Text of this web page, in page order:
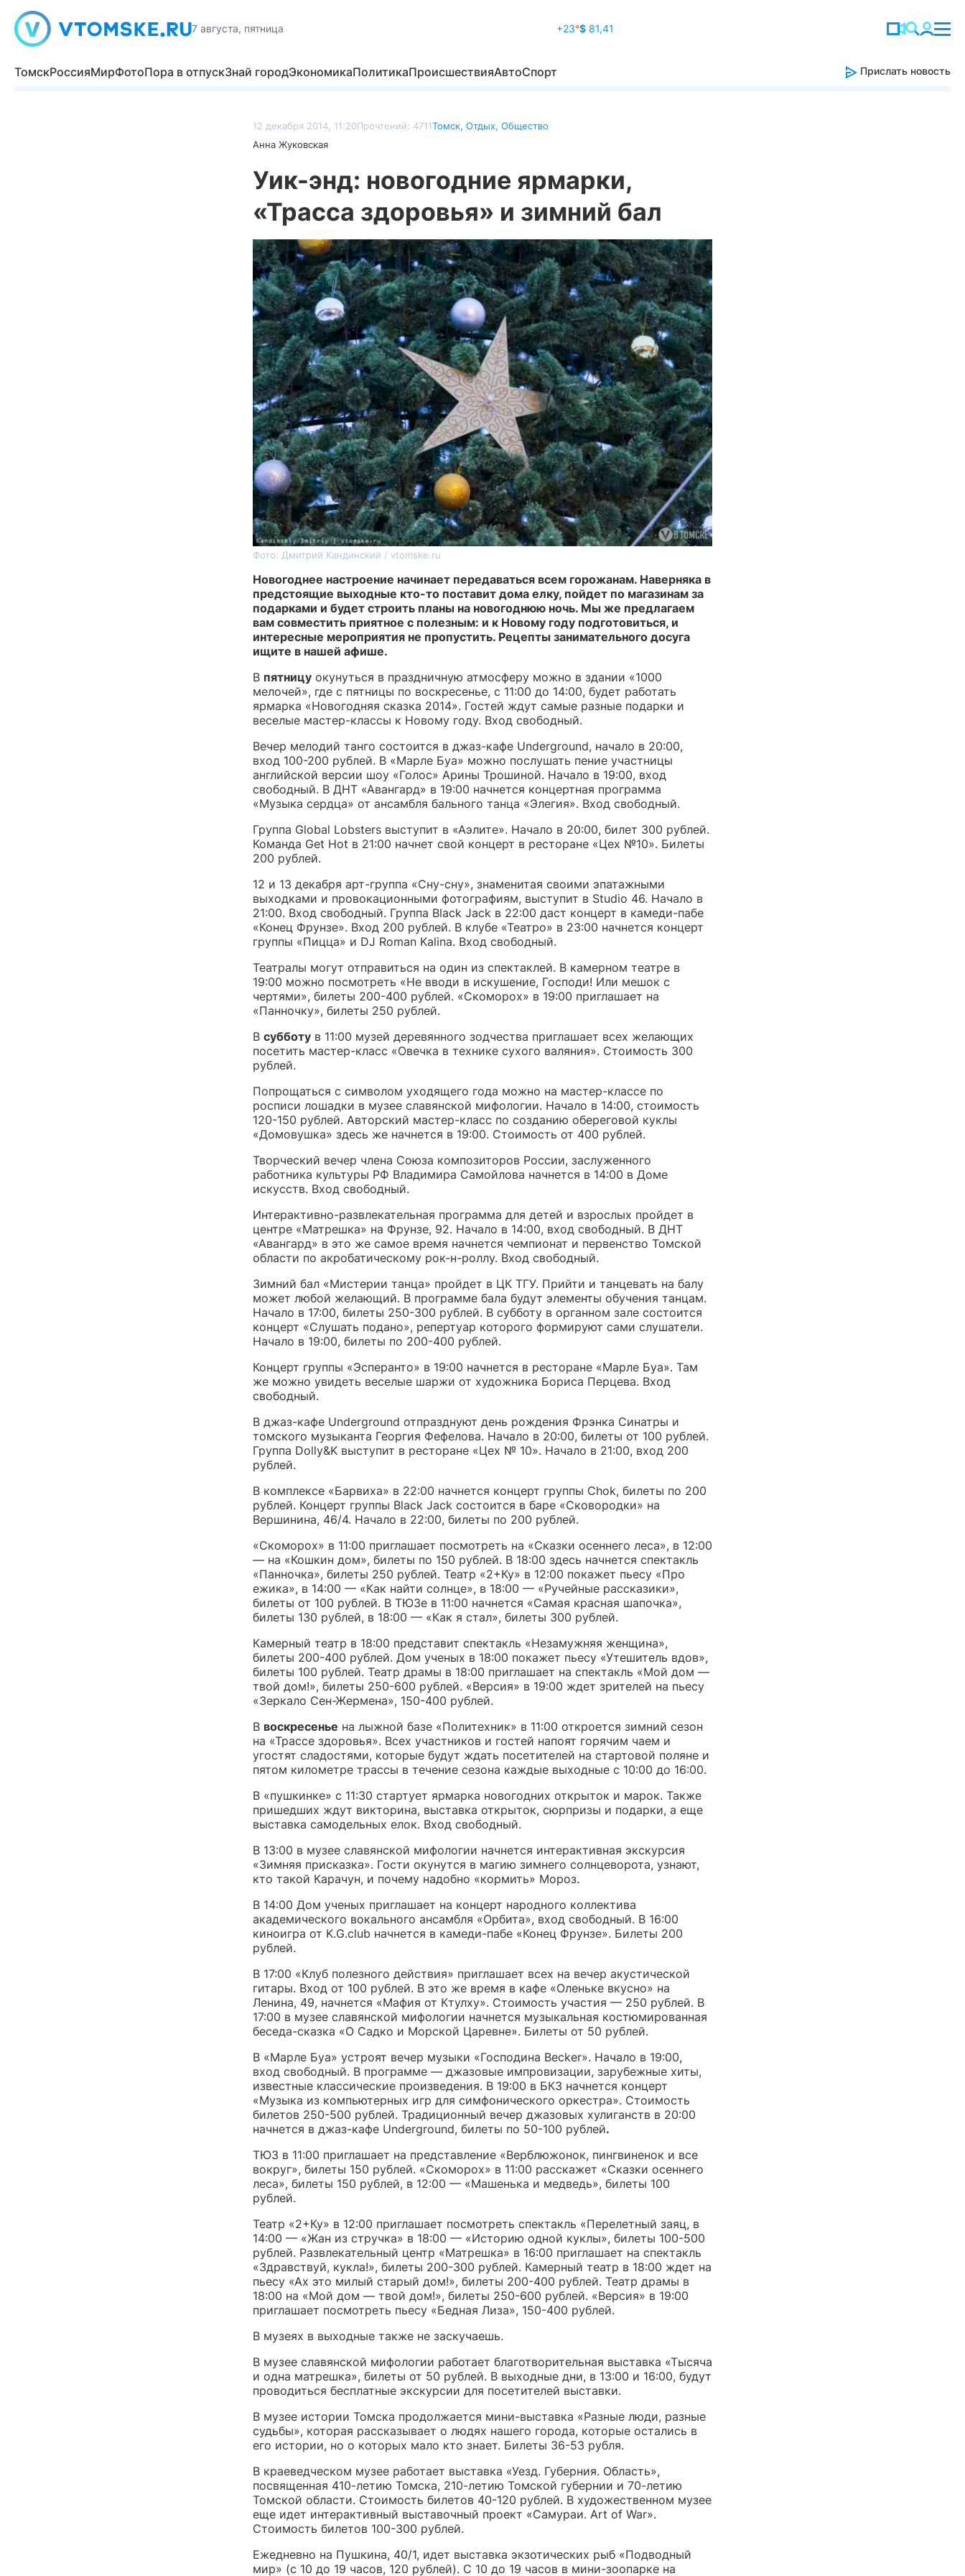
7 августа, пятница +23°$ 81,41
ТомскРоссияМирФотоПора в отпускЗнай городЭкономикаПолитикаПроисшествияАвтоСпорт Прислать новость
12 декабря 2014, 11:20Прочтений: 4711Томск, Отдых, Общество
Анна Жуковская
Уик-энд: новогодние ярмарки,
«Трасса здоровья» и зимний бал
Фото: Дмитрий Кандинский / vtomske.ru
Новогоднее настроение начинает передаваться всем горожанам. Наверняка в
предстоящие выходные кто-то поставит дома елку, пойдет по магазинам за
подарками и будет строить планы на новогоднюю ночь. Мы же предлагаем
вам совместить приятное с полезным: и к Новому году подготовиться, и
интересные мероприятия не пропустить. Рецепты занимательного досуга
ищите в нашей афише.
В пятницу окунуться в праздничную атмосферу можно в здании «1000
мелочей», где с пятницы по воскресенье, с 11:00 до 14:00, будет работать
ярмарка «Новогодняя сказка 2014». Гостей ждут самые разные подарки и
веселые мастер-классы к Новому году. Вход свободный.
Вечер мелодий танго состоится в джаз-кафе Underground, начало в 20:00,
вход 100-200 рублей. В «Марле Буа» можно послушать пение участницы
английской версии шоу «Голос» Арины Трошиной. Начало в 19:00, вход
свободный. В ДНТ «Авангард» в 19:00 начнется концертная программа
«Музыка сердца» от ансамбля бального танца «Элегия». Вход свободный.
Группа Global Lobsters выступит в «Аэлите». Начало в 20:00, билет 300 рублей.
Команда Get Hot в 21:00 начнет свой концерт в ресторане «Цех №10». Билеты
200 рублей.
12 и 13 декабря арт-группа «Сну-сну», знаменитая своими эпатажными
выходками и провокационными фотографиям, выступит в Studio 46. Начало в
21:00. Вход свободный. Группа Black Jack в 22:00 даст концерт в камеди-пабе
«Конец Фрунзе». Вход 200 рублей. В клубе «Театро» в 23:00 начнется концерт
группы «Пицца» и DJ Roman Kalina. Вход свободный.
Театралы могут отправиться на один из спектаклей. В камерном театре в
19:00 можно посмотреть «Не вводи в искушение, Господи! Или мешок с
чертями», билеты 200-400 рублей. «Скоморох» в 19:00 приглашает на
«Панночку», билеты 250 рублей.
В субботу в 11:00 музей деревянного зодчества приглашает всех желающих
посетить мастер-класс «Овечка в технике сухого валяния». Стоимость 300
рублей.
Попрощаться с символом уходящего года можно на мастер-классе по
росписи лошадки в музее славянской мифологии. Начало в 14:00, стоимость
120-150 рублей. Авторский мастер-класс по созданию обереговой куклы
«Домовушка» здесь же начнется в 19:00. Стоимость от 400 рублей.
Творческий вечер члена Союза композиторов России, заслуженного
работника культуры РФ Владимира Самойлова начнется в 14:00 в Доме
искусств. Вход свободный.
Интерактивно-развлекательная программа для детей и взрослых пройдет в
центре «Матрешка» на Фрунзе, 92. Начало в 14:00, вход свободный. В ДНТ
«Авангард» в это же самое время начнется чемпионат и первенство Томской
области по акробатическому рок-н-роллу. Вход свободный.
Зимний бал «Мистерии танца» пройдет в ЦК ТГУ. Прийти и танцевать на балу
может любой желающий. В программе бала будут элементы обучения танцам.
Начало в 17:00, билеты 250-300 рублей. В субботу в органном зале состоится
концерт «Слушать подано», репертуар которого формируют сами слушатели.
Начало в 19:00, билеты по 200-400 рублей.
Концерт группы «Эсперанто» в 19:00 начнется в ресторане «Марле Буа». Там
же можно увидеть веселые шаржи от художника Бориса Перцева. Вход
свободный.
В джаз-кафе Underground отпразднуют день рождения Фрэнка Синатры и
томского музыканта Георгия Фефелова. Начало в 20:00, билеты от 100 рублей.
Группа Dolly&K выступит в ресторане «Цех № 10». Начало в 21:00, вход 200
рублей.
В комплексе «Барвиха» в 22:00 начнется концерт группы Chok, билеты по 200
рублей. Концерт группы Black Jack состоится в баре «Сковородки» на
Вершинина, 46/4. Начало в 22:00, билеты по 200 рублей.
«Скоморох» в 11:00 приглашает посмотреть на «Сказки осеннего леса», в 12:00
— на «Кошкин дом», билеты по 150 рублей. В 18:00 здесь начнется спектакль
«Панночка», билеты 250 рублей. Театр «2+Ку» в 12:00 покажет пьесу «Про
ежика», в 14:00 — «Как найти солнце», в 18:00 — «Ручейные рассказики»,
билеты от 100 рублей. В ТЮЗе в 11:00 начнется «Самая красная шапочка»,
билеты 130 рублей, в 18:00 — «Как я стал», билеты 300 рублей.
Камерный театр в 18:00 представит спектакль «Незамужняя женщина»,
билеты 200-400 рублей. Дом ученых в 18:00 покажет пьесу «Утешитель вдов»,
билеты 100 рублей. Театр драмы в 18:00 приглашает на спектакль «Мой дом —
твой дом!», билеты 250-600 рублей. «Версия» в 19:00 ждет зрителей на пьесу
«Зеркало Сен-Жермена», 150-400 рублей.
В воскресенье на лыжной базе «Политехник» в 11:00 откроется зимний сезон
на «Трассе здоровья». Всех участников и гостей напоят горячим чаем и
угостят сладостями, которые будут ждать посетителей на стартовой поляне и
пятом километре трассы в течение сезона каждые выходные с 10:00 до 16:00.
В «пушкинке» с 11:30 стартует ярмарка новогодних открыток и марок. Также
пришедших ждут викторина, выставка открыток, сюрпризы и подарки, а еще
выставка самодельных елок. Вход свободный.
В 13:00 в музее славянской мифологии начнется интерактивная экскурсия
«Зимняя присказка». Гости окунутся в магию зимнего солнцеворота, узнают,
кто такой Карачун, и почему надобно «кормить» Мороз.
В 14:00 Дом ученых приглашает на концерт народного коллектива
академического вокального ансамбля «Орбита», вход свободный. В 16:00
киноигра от K.G.club начнется в камеди-пабе «Конец Фрунзе». Билеты 200
рублей.
В 17:00 «Клуб полезного действия» приглашает всех на вечер акустической
гитары. Вход от 100 рублей. В это же время в кафе «Оленьке вкусно» на
Ленина, 49, начнется «Мафия от Ктулху». Стоимость участия — 250 рублей. В
17:00 в музее славянской мифологии начнется музыкальная костюмированная
беседа-сказка «О Садко и Морской Царевне». Билеты от 50 рублей.
В «Марле Буа» устроят вечер музыки «Господина Becker». Начало в 19:00,
вход свободный. В программе — джазовые импровизации, зарубежные хиты,
известные классические произведения. В 19:00 в БКЗ начнется концерт
«Музыка из компьютерных игр для симфонического оркестра». Стоимость
билетов 250-500 рублей. Традиционный вечер джазовых хулиганств в 20:00
начнется в джаз-кафе Underground, билеты по 50-100 рублей.
ТЮЗ в 11:00 приглашает на представление «Верблюжонок, пингвиненок и все
вокруг», билеты 150 рублей. «Скоморох» в 11:00 расскажет «Сказки осеннего
леса», билеты 150 рублей, в 12:00 — «Машенька и медведь», билеты 100
рублей.
Театр «2+Ку» в 12:00 приглашает посмотреть спектакль «Перелетный заяц, в
14:00 — «Жан из стручка» в 18:00 — «Историю одной куклы», билеты 100-500
рублей. Развлекательный центр «Матрешка» в 16:00 приглашает на спектакль
«Здравствуй, кукла!», билеты 200-300 рублей. Камерный театр в 18:00 ждет на
пьесу «Ах это милый старый дом!», билеты 200-400 рублей. Театр драмы в
18:00 на «Мой дом — твой дом!», билеты 250-600 рублей. «Версия» в 19:00
приглашает посмотреть пьесу «Бедная Лиза», 150-400 рублей.
В музеях в выходные также не заскучаешь.
В музее славянской мифологии работает благотворительная выставка «Тысяча
и одна матрешка», билеты от 50 рублей. В выходные дни, в 13:00 и 16:00, будут
проводиться бесплатные экскурсии для посетителей выставки.
В музее истории Томска продолжается мини-выставка «Разные люди, разные
судьбы», которая рассказывает о людях нашего города, которые остались в
его истории, но о которых мало кто знает. Билеты 36-53 рубля.
В краеведческом музее работает выставка «Уезд. Губерния. Область»,
посвященная 410-летию Томска, 210-летию Томской губернии и 70-летию
Томской области. Стоимость билетов 40-120 рублей. В художественном музее
еще идет интерактивный выставочный проект «Самураи. Art of War».
Стоимость билетов 100-300 рублей.
Ежедневно на Пушкина, 40/1, идет выставка экзотических рыб «Подводный
мир» (с 10 до 19 часов, 120 рублей). С 10 до 19 часов в мини-зоопарке на